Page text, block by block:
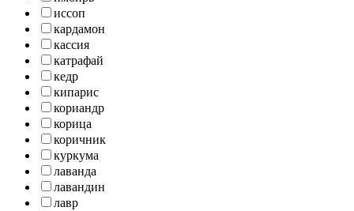
иссоп
кардамон
кассия
катрафай
кедр
кипарис
кориандр
корица
коричник
куркума
лаванда
лавандин
лавр